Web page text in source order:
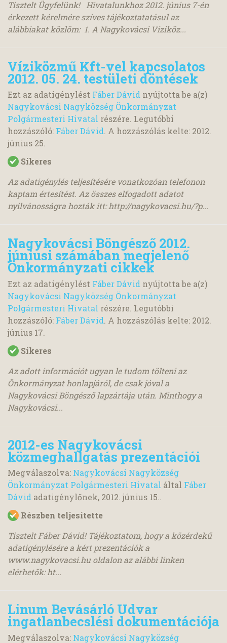
Tisztelt Ügyfelünk! Hivatalunkhoz 2012. június 7-én
érkezett kérelmére szíves tájékoztatatásul az
alábbiakat közlöm: 1. A Nagykovácsi Viziköz...
Víziközmű Kft-vel kapcsolatos
2012. 05. 24. testületi döntések
Ezt az adatigénylést Fáber Dávid nyújtotta be a(z)
Nagykovácsi Nagyközség Önkormányzat
Polgármesteri Hivatal részére. Legutóbbi
hozzászóló: Fáber Dávid. A hozzászólás kelte: 2012.
június 25.
Sikeres
Az adatigénylés teljesítésére vonatkozóan telefonon
kaptam értesítést. Az összes elfogadott adatot
nyilvánosságra hozták itt: http://nagykovacsi.hu/?p...
Nagykovácsi Böngésző 2012.
júniusi számában megjelenő
Önkormányzati cikkek
Ezt az adatigénylést Fáber Dávid nyújtotta be a(z)
Nagykovácsi Nagyközség Önkormányzat
Polgármesteri Hivatal részére. Legutóbbi
hozzászóló: Fáber Dávid. A hozzászólás kelte: 2012.
június 17.
Sikeres
Az adott információt ugyan le tudom tölteni az
Önkormányzat honlapjáról, de csak jóval a
Nagykovácsi Böngésző lapzártája után. Minthogy a
Nagykovácsi...
2012-es Nagykovácsi
közmeghallgatás prezentációi
Megválaszolva: Nagykovácsi Nagyközség
Önkormányzat Polgármesteri Hivatal által Fáber
Dávid adatigénylőnek, 2012. június 15..
Részben teljesítette
Tisztelt Fáber Dávid! Tájékoztatom, hogy a közérdekű
adatigénylésére a kért prezentációk a
www.nagykovacsi.hu oldalon az alábbi linken
elérhetők: ht...
Linum Bevásárló Udvar
ingatlanbecslési dokumentációja
Megválaszolva: Nagykovácsi Nagyközség